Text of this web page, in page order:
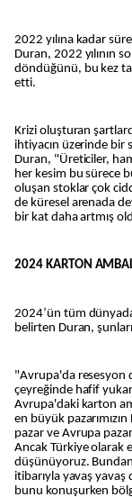
2022 yılına kadar
Duran, 2022 yılının
döndüğünü, bu kez
etti.
Krizi oluşturan
ihtiyacın üzerinde bir
Duran, "Üreticiler,
her kesim bu sürece
oluşan stoklar çok
de küresel arenada
bir kat daha artmış
2024 KARTON
2024’ün tüm
belirten Duran,
"Avrupa'da resesyon
çeyreğinde hafif
Avrupa'daki karton
en büyük
pazar ve Avrupa
Ancak Türkiye olarak
düşünüyoruz. Bundan
itibarıyla yavaş
bunu konuşurken